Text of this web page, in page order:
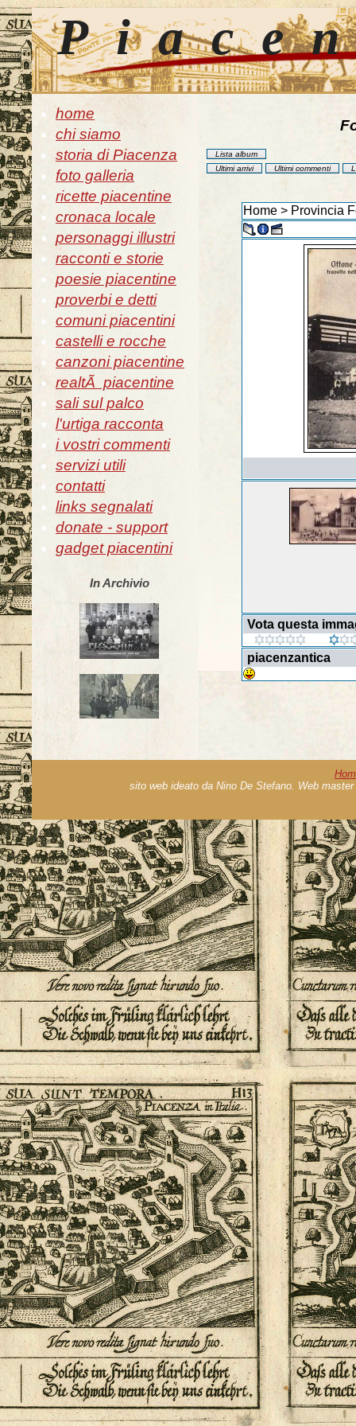
home
chi siamo
storia di Piacenza
foto galleria
ricette piacentine
cronaca locale
personaggi illustri
racconti e storie
poesie piacentine
proverbi e detti
comuni piacentini
castelli e rocche
canzoni piacentine
realtÃ piacentine
sali sul palco
l'urtiga racconta
i vostri commenti
servizi utili
contatti
links segnalati
donate - support
gadget piacentini
In Archivio
Lista album
Ultimi arrivi
Ultimi commenti
Home> Provincia
Vota questa
piacenzantica
sito web ideato da Nino De Stefano. Web